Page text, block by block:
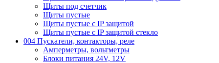
Щиты под счетчик
Щиты пустые
Щиты пустые с IP защитой
Щиты пустые с IP защитой стекло
004 Пускатели, контакторы, реле
Амперметры, вольтметры
Блоки питания 24V, 12V